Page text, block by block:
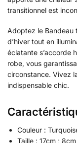
transitionnel est
Adoptez le Bandeau
d’hiver tout en
éclatante s’accorde
robe, vous
circonstance. Vivez
indispensable chic.
Couleur :
Taille : 17cm ; 8cm